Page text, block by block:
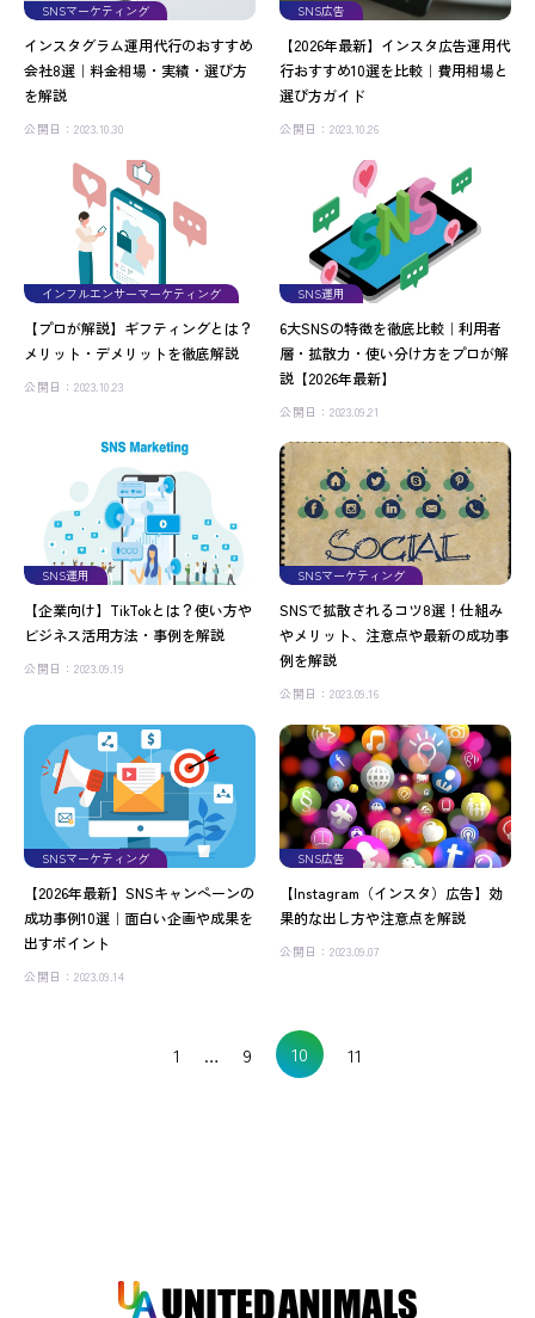
SNSマーケティング
インスタグラム運用代行のおすすめ
会社8選｜料金相場・実績・選び方
を解説
公開日：2023.10.30
SNS広告
【2026年最新】インスタ広告運用代
行おすすめ10選を比較｜費用相場と
選び方ガイド
公開日：2023.10.26
インフルエンサーマーケティング
【プロが解説】ギフティングとは？
メリット・デメリットを徹底解説
公開日：2023.10.23
SNS運用
6大SNSの特徴を徹底比較｜利用者
層・拡散力・使い分け方をプロが解
説【2026年最新】
公開日：2023.09.21
SNS運用
【企業向け】TikTokとは？使い方や
ビジネス活用方法・事例を解説
公開日：2023.09.19
SNSマーケティング
SNSで拡散されるコツ8選！仕組み
やメリット、注意点や最新の成功事
例を解説
公開日：2023.09.16
SNSマーケティング
【2026年最新】SNSキャンペーンの
成功事例10選｜面白い企画や成果を
出すポイント
公開日：2023.09.14
SNS広告
【Instagram（インスタ）広告】効
果的な出し方や注意点を解説
公開日：2023.09.07
1 … 9 10 11